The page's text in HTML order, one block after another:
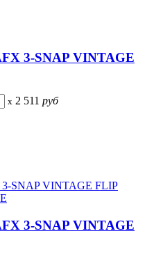
3-SNAP VINTAGE
x 2 511 руб
3-SNAP VINTAGE